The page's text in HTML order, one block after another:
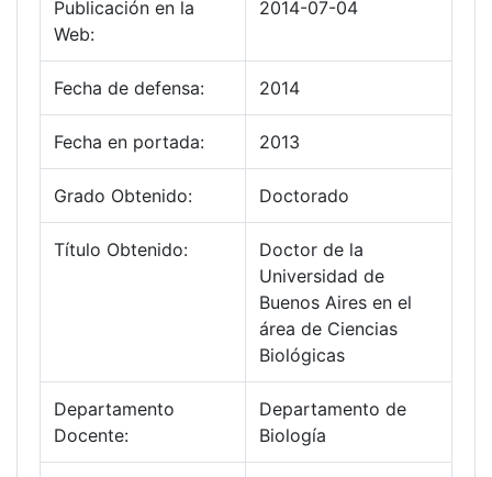
Publicación en la
Web:
2014-07-04
Fecha de defensa: 2014
Fecha en portada: 2013
Grado Obtenido: Doctorado
Título Obtenido:
Doctor de la
Universidad de
Buenos Aires en el
área de Ciencias
Biológicas
Departamento
Docente:
Departamento de
Biología